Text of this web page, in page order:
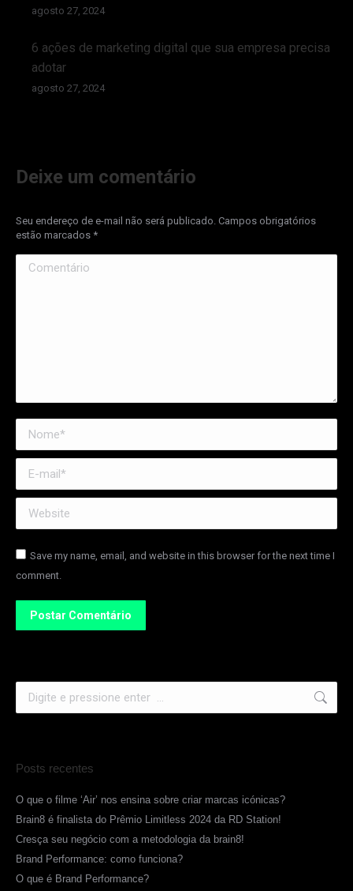
agosto 27, 2024
6 ações de marketing digital que sua empresa precisa
adotar
agosto 27, 2024
Deixe um comentário
Seu endereço de e-mail não será publicado. Campos obrigatórios
estão marcados *
Comentário
Nome *
E-mail *
Website
Save my name, email, and website in this browser for the next time I
comment.
Postar Comentário
Posts recentes
O que o filme ‘Air’ nos ensina sobre criar marcas icónicas?
Brain8 é finalista do Prêmio Limitless 2024 da RD Station!
Cresça seu negócio com a metodologia da brain8!
Brand Performance: como funciona?
O que é Brand Performance?